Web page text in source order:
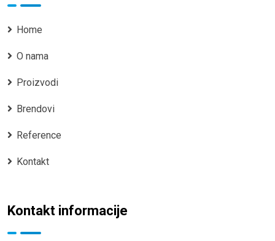
Home
O nama
Proizvodi
Brendovi
Reference
Kontakt
Kontakt informacije